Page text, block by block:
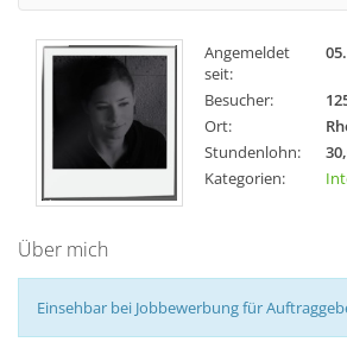
Angemeldet
seit:
Besucher:
Ort:
Stundenlohn:
Kategorien:
Über mich
Einsehbar bei Jobbewerbung für